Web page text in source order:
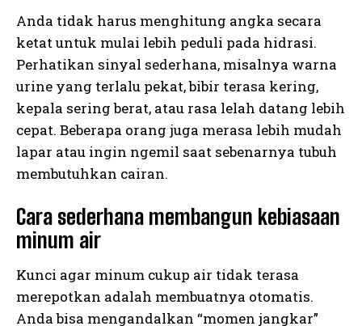
Anda tidak harus menghitung angka secara
ketat untuk mulai lebih peduli pada hidrasi.
Perhatikan sinyal sederhana, misalnya warna
urine yang terlalu pekat, bibir terasa kering,
kepala sering berat, atau rasa lelah datang lebih
cepat. Beberapa orang juga merasa lebih mudah
lapar atau ingin ngemil saat sebenarnya tubuh
membutuhkan cairan.
Cara sederhana membangun kebiasaan
minum air
Kunci agar minum cukup air tidak terasa
merepotkan adalah membuatnya otomatis.
Anda bisa mengandalkan “momen jangkar”